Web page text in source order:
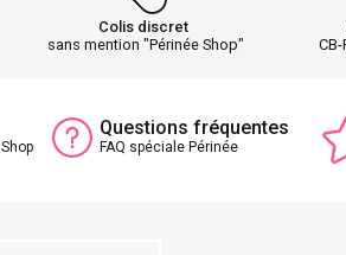
Colis discret
sans mention "Périnée Shop"
Questions fréquentes
FAQ spéciale Périnée